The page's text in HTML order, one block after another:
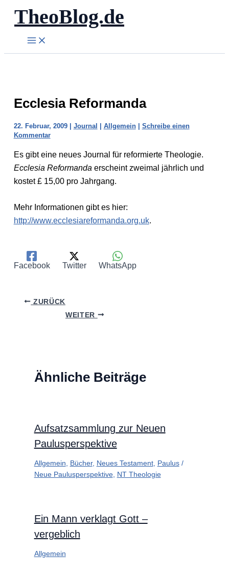
Zum
Inhalt
springen
TheoBlog.de
Ecclesia Reformanda
22. Februar, 2009 | Journal | Allgemein| Schreibe einen
Kommentar
Es gibt eine neues Journal für reformierte Theologie.
Ecclesia Reformanda erscheint zweimal jährlich und
kostet £ 15,00 pro Jahrgang.
Mehr Informationen gibt es hier:
http://www.ecclesiareformanda.org.uk.
Facebook Twitter WhatsApp
ZURÜCK
WEITER
Ähnliche Beiträge
Aufsatzsammlung zur Neuen
Paulusperspektive
Allgemein, Bücher, Neues Testament, Paulus/
Neue Paulusperspektive, NT Theologie
Ein Mann verklagt Gott –
vergeblich
Allgemein